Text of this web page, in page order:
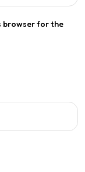
browser for the